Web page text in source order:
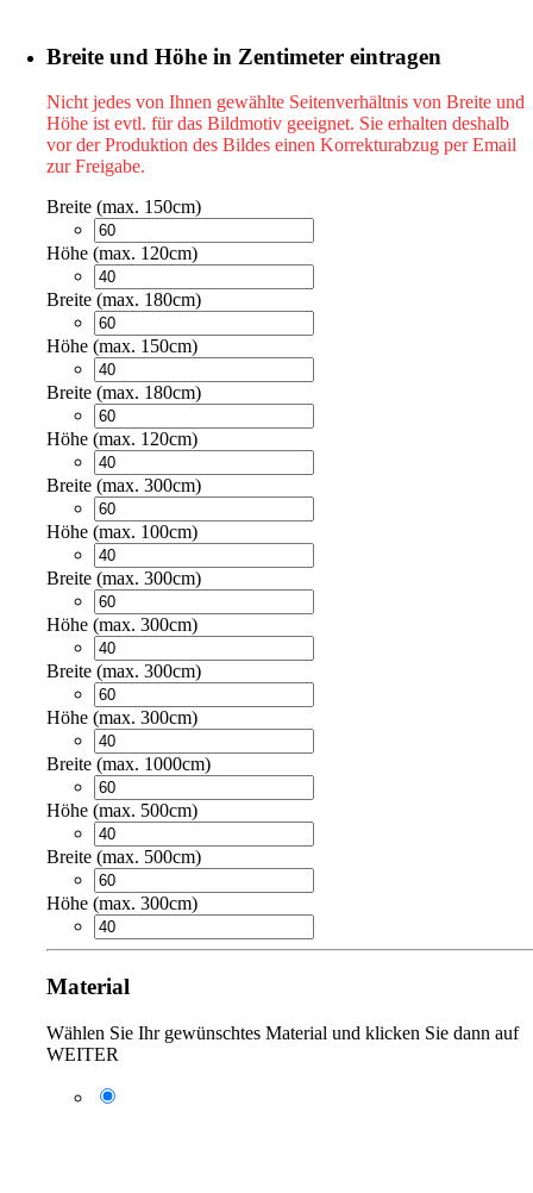
Breite und Höhe in Zentimeter eintragen
Nicht jedes von Ihnen gewählte Seitenverhältnis von Breite und
Höhe ist evtl. für das Bildmotiv geeignet. Sie erhalten deshalb
vor der Produktion des Bildes einen Korrekturabzug per Email
zur Freigabe.
Breite (max. 150cm)
Höhe (max. 120cm)
Breite (max. 180cm)
Höhe (max. 150cm)
Breite (max. 180cm)
Höhe (max. 120cm)
Breite (max. 300cm)
Höhe (max. 100cm)
Breite (max. 300cm)
Höhe (max. 300cm)
Breite (max. 300cm)
Höhe (max. 300cm)
Breite (max. 1000cm)
Höhe (max. 500cm)
Breite (max. 500cm)
Höhe (max. 300cm)
Material
Wählen Sie Ihr gewünschtes Material und klicken Sie dann auf
WEITER